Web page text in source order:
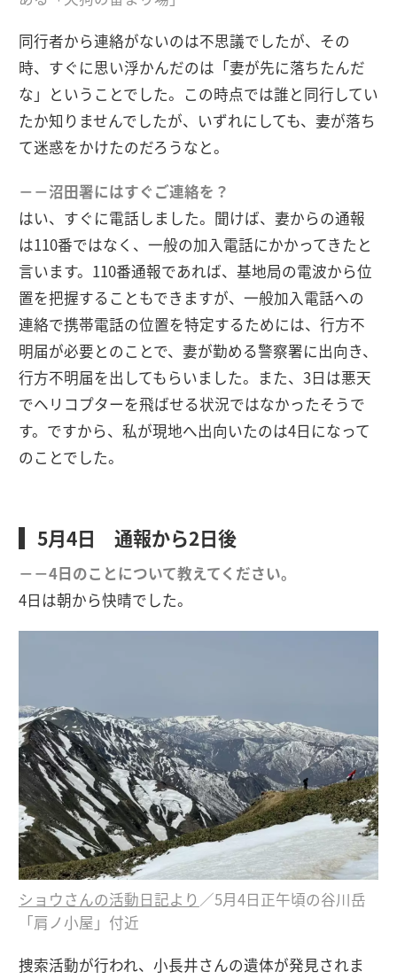
同行者から連絡がないのは不思議でしたが、その
時、すぐに思い浮かんだのは「妻が先に落ちたんだ
な」ということでした。この時点では誰と同行してい
たか知りませんでしたが、いずれにしても、妻が落ち
て迷惑をかけたのだろうなと。
－－沼田署にはすぐご連絡を？
はい、すぐに電話しました。聞けば、妻からの通報
は110番ではなく、一般の加入電話にかかってきたと
言います。110番通報であれば、基地局の電波から位
置を把握することもできますが、一般加入電話への
連絡で携帯電話の位置を特定するためには、行方不
明届が必要とのことで、妻が勤める警察署に出向き、
行方不明届を出してもらいました。また、3日は悪天
でヘリコプターを飛ばせる状況ではなかったそうで
す。ですから、私が現地へ出向いたのは4日になって
のことでした。
5月4日 通報から2日後
－－4日のことについて教えてください。
4日は朝から快晴でした。
ショウさんの活動日記より ／5月4日正午頃の谷川岳
「肩ノ小屋」付近
捜索活動が行われ、小長井さんの遺体が発見されま